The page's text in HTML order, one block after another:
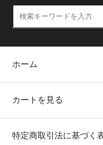
ホーム
カートを見る
特定商取引法に基づく